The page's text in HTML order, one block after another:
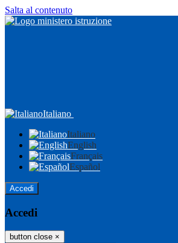
Salta al contenuto
Italiano
Italiano
English
Français
Español
Accedi
Accedi
button close ×